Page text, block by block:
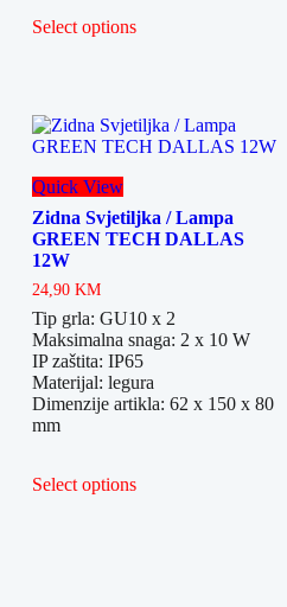
Select options
Quick View
Zidna Svjetiljka / Lampa
GREEN TECH DALLAS
12W
24,90 KM
Tip grla: GU10 x 2
Maksimalna snaga: 2 x 10 W
IP zaštita: IP65
Materijal: legura
Dimenzije artikla: 62 x 150 x 80
mm
Select options